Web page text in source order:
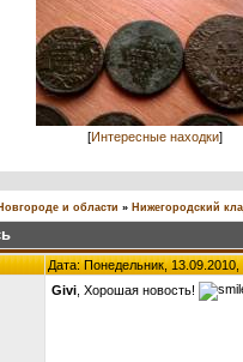
[Интересные находки]
и области » Нижегородский
Дата: Понедельник,
Givi , Хорошая новость!